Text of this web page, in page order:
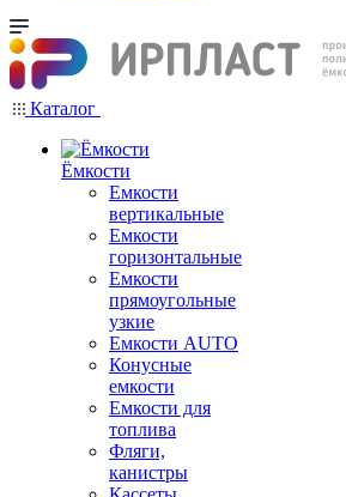
Каталог
Ёмкости
Емкости
вертикальные
Емкости
горизонтальные
Емкости
прямоугольные
узкие
Емкости АUТО
Конусные
емкости
Емкости для
топлива
Фляги,
канистры